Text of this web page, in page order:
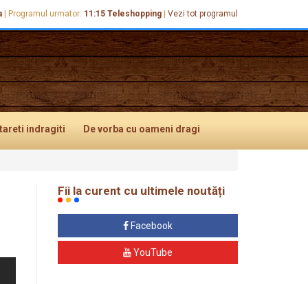
Programul urmator: 11:15 Teleshopping Vezi tot programul
indragiti De vorba cu oameni dragi
Fii la curent cu ultimele noutăți
Facebook
YouTube